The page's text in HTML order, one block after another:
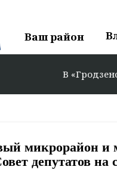
Ваш район
праўду»
микрорайон
депутатов на